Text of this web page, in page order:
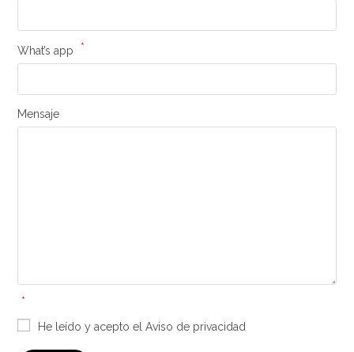
What’s app *
Mensaje
*
He leído y acepto el Aviso de privacidad